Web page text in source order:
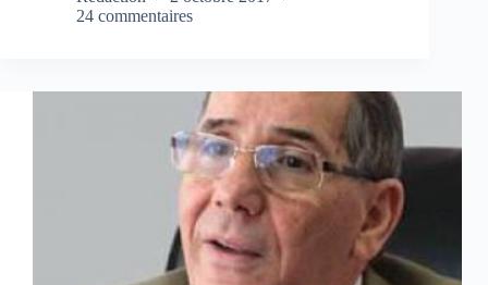
24 commentaires